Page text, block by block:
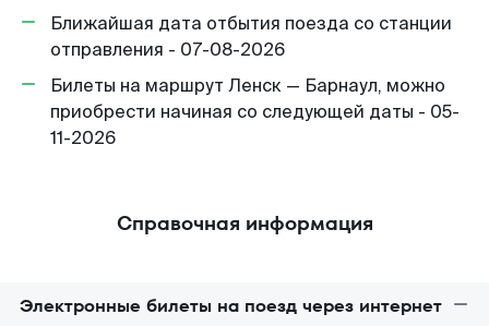
Ближайшая дата отбытия поезда со станции
отправления - 07-08-2026
Билеты на маршрут Ленск — Барнаул, можно
приобрести начиная со следующей даты - 05-
11-2026
Справочная информация
Электронные билеты на поезд через интернет